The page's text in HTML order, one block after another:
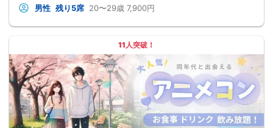
男性 残り5席 20〜29歳 7,900円
11人突破！